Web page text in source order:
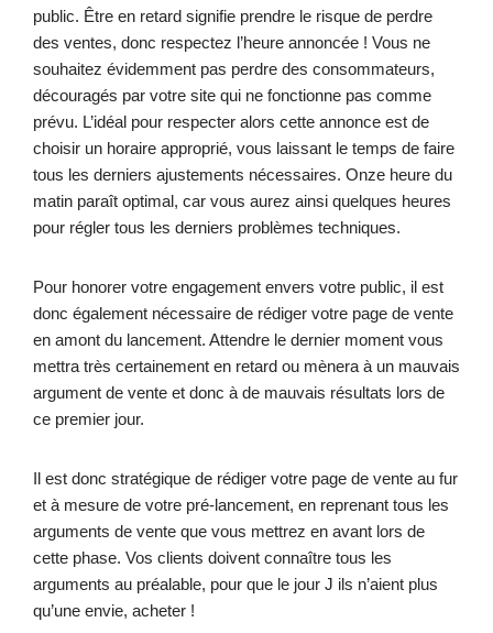
public. Être en retard signifie prendre le risque de perdre
des ventes, donc respectez l’heure annoncée ! Vous ne
souhaitez évidemment pas perdre des consommateurs,
découragés par votre site qui ne fonctionne pas comme
prévu. L’idéal pour respecter alors cette annonce est de
choisir un horaire approprié, vous laissant le temps de faire
tous les derniers ajustements nécessaires. Onze heure du
matin paraît optimal, car vous aurez ainsi quelques heures
pour régler tous les derniers problèmes techniques.
Pour honorer votre engagement envers votre public, il est
donc également nécessaire de rédiger votre page de vente
en amont du lancement. Attendre le dernier moment vous
mettra très certainement en retard ou mènera à un mauvais
argument de vente et donc à de mauvais résultats lors de
ce premier jour.
Il est donc stratégique de rédiger votre page de vente au fur
et à mesure de votre pré-lancement, en reprenant tous les
arguments de vente que vous mettrez en avant lors de
cette phase. Vos clients doivent connaître tous les
arguments au préalable, pour que le jour J ils n’aient plus
qu’une envie, acheter !